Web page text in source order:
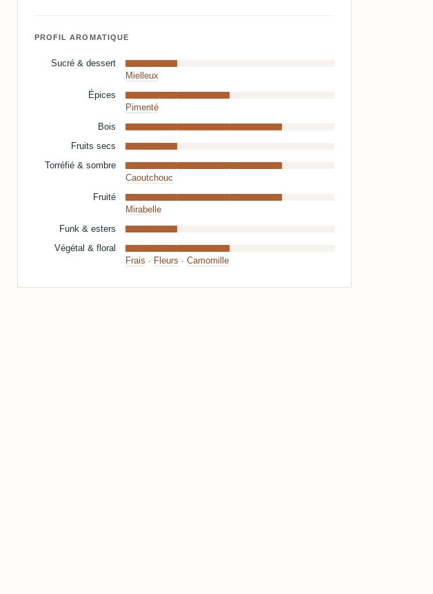
PROFIL AROMATIQUE
Sucré & dessert
Mielleux
Épices
Pimenté
Bois
Fruits secs
Torréfié & sombre
Caoutchouc
Fruité
Mirabelle
Funk & esters
Végétal & floral
Frais · Fleurs · Camomille